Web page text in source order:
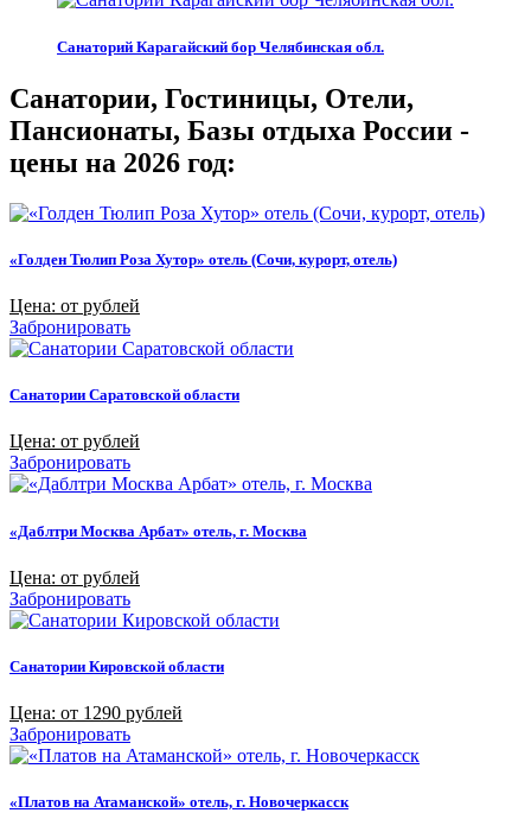
Санаторий Карагайский бор Челябинская обл.
Санатории, Гостиницы, Отели,
Пансионаты, Базы отдыха России -
цены на 2026 год:
«Голден Тюлип Роза Хутор» отель (Сочи, курорт, отель)
Цена: от рублей
Забронировать
Санатории Саратовской области
Цена: от рублей
Забронировать
«Даблтри Москва Арбат» отель, г. Москва
Цена: от рублей
Забронировать
Санатории Кировской области
Цена: от 1290 рублей
Забронировать
«Платов на Атаманской» отель, г. Новочеркасск